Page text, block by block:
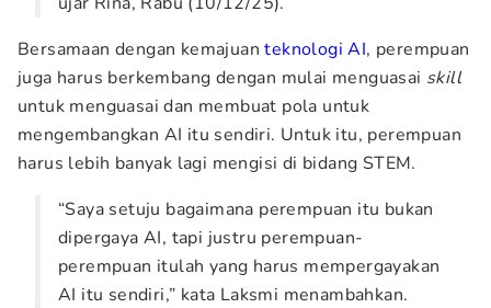
Bersamaan dengan kemajuanteknologi AI, perempuan
juga harus berkembang dengan mulai menguasai skill
untuk menguasai dan membuat pola untuk
mengembangkan AI itu sendiri. Untuk itu, perempuan
harus lebih banyak lagi mengisi di bidang STEM.
“Saya setuju bagaimana perempuan itu bukan
dipergaya AI, tapi justru perempuan-
perempuan itulah yang harus mempergayakan
AI itu sendiri,” kata Laksmi menambahkan.